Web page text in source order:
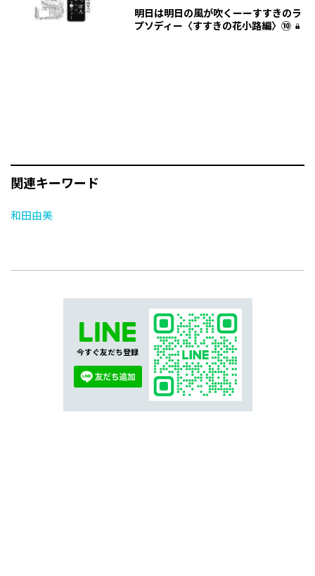
明日は明日の風が吹くーーすすきのラ
プソディー〈すすきの花小路編〉⑩
関連キーワード
和田由美
今すぐ友だち登録